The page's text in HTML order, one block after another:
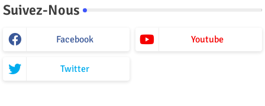
Suivez-Nous
Facebook Youtube
Twitter